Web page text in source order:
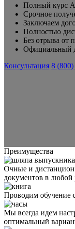
Полный курс
Срочное
Заключаем
Полностью
Без отрыва от
Официальный
Консультация 8
Преимущества
Очные и
документов в
Проводим обучение
Мы всегда идем
оптимальный